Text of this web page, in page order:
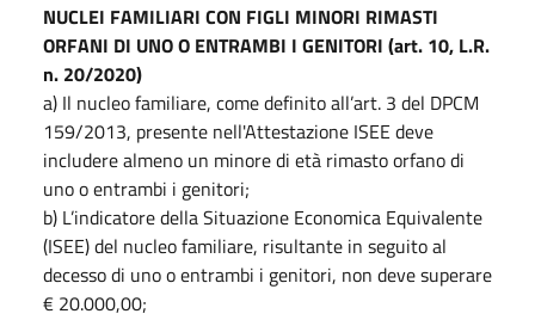
NUCLEI FAMILIARI CON FIGLI MINORI RIMASTI
ORFANI DI UNO O ENTRAMBI I GENITORI (art. 10, L.R.
n. 20/2020)
a) Il nucleo familiare, come definito all’art. 3 del DPCM
159/2013, presente nell'Attestazione ISEE deve
includere almeno un minore di età rimasto orfano di
uno o entrambi i genitori;
b) L’indicatore della Situazione Economica Equivalente
(ISEE) del nucleo familiare, risultante in seguito al
decesso di uno o entrambi i genitori, non deve superare
€ 20.000,00;